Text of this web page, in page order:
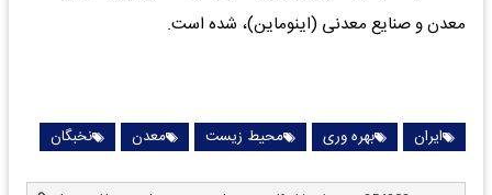
معدن و صنایع معدنی (اینوماین)، شده است.
ایران بهره وری محیط زیست معدن نخبگان